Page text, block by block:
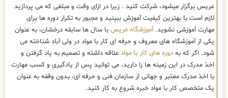
عریس برگزار میشود، شرکت کنید . زیرا در ازای وقت و مبلغی که می پردازید
لازم است با بهترین کیفیت آموزش ببینید و مجبور به تکرار دوره ها برای
مهارت آموزشی نشوید.آموزشگاه عریس با سال ها سابقه درخشان، به عنوان
یکی از آموزشگاه های معروف و حرفه ای کار با مواد در ولی آباد شناخته می
شود. اگر که بهدوره های کار با مواد علاقه داشته و تصمیم به یاد گرفتن و
اخذ مدرک در این زمینه ها را دارید، می توانید پس از یادگیری و کسب مهارت
با اخذ مدرک معتبر و جهانی از سازمان فنی و حرفه ای، بدون وقفه به عنوان
یک متخصص کار با مواد خبره شروع به کار کنید.